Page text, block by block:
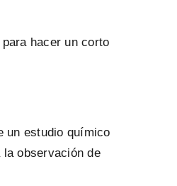
hacer un corto
un estudio químico
observación de